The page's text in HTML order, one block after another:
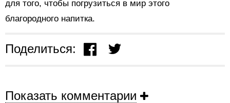
для того, чтобы погрузиться в мир этого
благородного напитка.
Поделиться:
Показать комментарии